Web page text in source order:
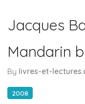
Jacques
Mandarin
By livres-et-
2008